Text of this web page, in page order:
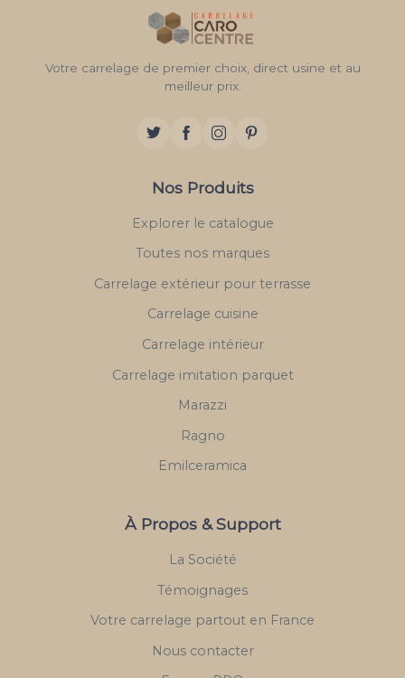
Votre carrelage de premier choix, direct usine et au
meilleur prix.
Nos Produits
Explorer le catalogue
Toutes nos marques
Carrelage extérieur pour terrasse
Carrelage cuisine
Carrelage intérieur
Carrelage imitation parquet
Marazzi
Ragno
Emilceramica
À Propos & Support
La Société
Témoignages
Votre carrelage partout en France
Nous contacter